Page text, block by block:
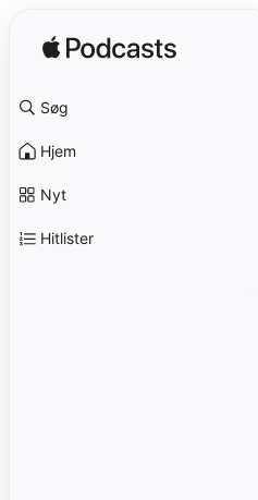
Søg
Hjem
Nyt
Hitlister